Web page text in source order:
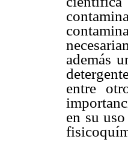
además
entre
en su